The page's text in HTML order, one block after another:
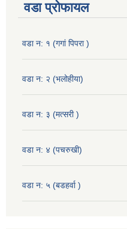
वडा प्रोफायल
वडा न: १ (गगां पिपरा )
वडा न: २ (भलोहीया)
वडा न: ३ (मत्सरी )
वडा न: ४ (पचरुखी)
वडा न: ५ (बडहर्वा )